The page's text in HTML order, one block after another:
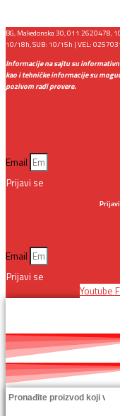
BG, Makedonska 30, 011
10/18h, SUB: 10/15h | VEL:
Informacije na sajtu su
kao i tehničke informacije su
pozivom radi provere.
Email
Prijavi se
Email
Prijavi se
Youtube